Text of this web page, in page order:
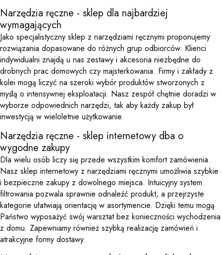
Narzędzia ręczne - sklep dla najbardziej
wymagających
Jako specjalistyczny sklep z narzędziami ręcznymi proponujemy
rozwiązania dopasowane do różnych grup odbiorców. Klienci
indywidualni znajdą u nas zestawy i akcesoria niezbędne do
drobnych prac domowych czy majsterkowania. Firmy i zakłady z
kolei mogą liczyć na szeroki wybór produktów stworzonych z
myślą o intensywnej eksploatacji. Nasz zespół chętnie doradzi w
wyborze odpowiednich narzędzi, tak aby każdy zakup był
inwestycją w wieloletnie użytkowanie.
Narzędzia ręczne - sklep internetowy dba o
wygodne zakupy
Dla wielu osób liczy się przede wszystkim komfort zamówienia.
Nasz sklep internetowy z narzędziami ręcznymi umożliwia szybkie
i bezpieczne zakupy z dowolnego miejsca. Intuicyjny system
filtrowania pozwala sprawnie odnaleźć produkt, a przejrzyste
kategorie ułatwiają orientację w asortymencie. Dzięki temu mogą
Państwo wyposażyć swój warsztat bez konieczności wychodzenia
z domu. Zapewniamy również szybką realizację zamówień i
atrakcyjne formy dostawy.